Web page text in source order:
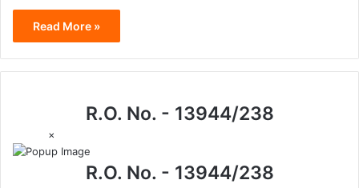
Read More »
R.O. No. - 13944/238
×
R.O. No. - 13944/238